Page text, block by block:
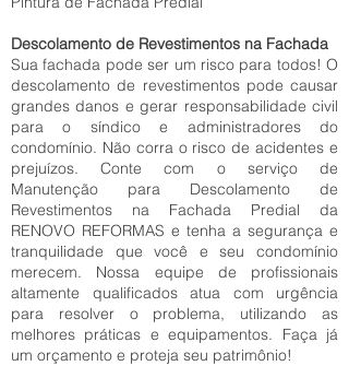
Descolamento de Revestimentos na Fachada
Sua fachada pode ser um risco para todos! O
descolamento de revestimentos pode causar
grandes danos e gerar responsabilidade civil
para o síndico e administradores do
condomínio. Não corra o risco de acidentes e
prejuízos. Conte com o serviço de
Manutenção para Descolamento de
Revestimentos na Fachada Predial da
RENOVO REFORMAS e tenha a segurança e
tranquilidade que você e seu condomínio
merecem. Nossa equipe de profissionais
altamente qualificados atua com urgência
para resolver o problema, utilizando as
melhores práticas e equipamentos. Faça já
um orçamento e proteja seu patrimônio!